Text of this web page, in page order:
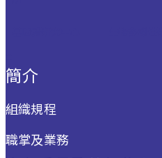
簡介
組織規程
職掌及業務